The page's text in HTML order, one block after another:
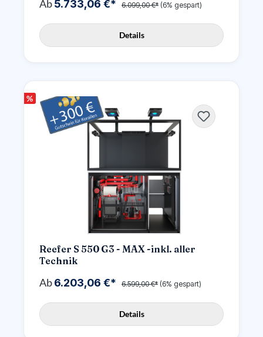
Ab5.733,06 €* 6.099,00 €* (6% gespart)
Details
%
Reefer S 550 G3 - MAX -inkl. aller
Technik
Ab6.203,06 €* 6.599,00 €* (6% gespart)
Details